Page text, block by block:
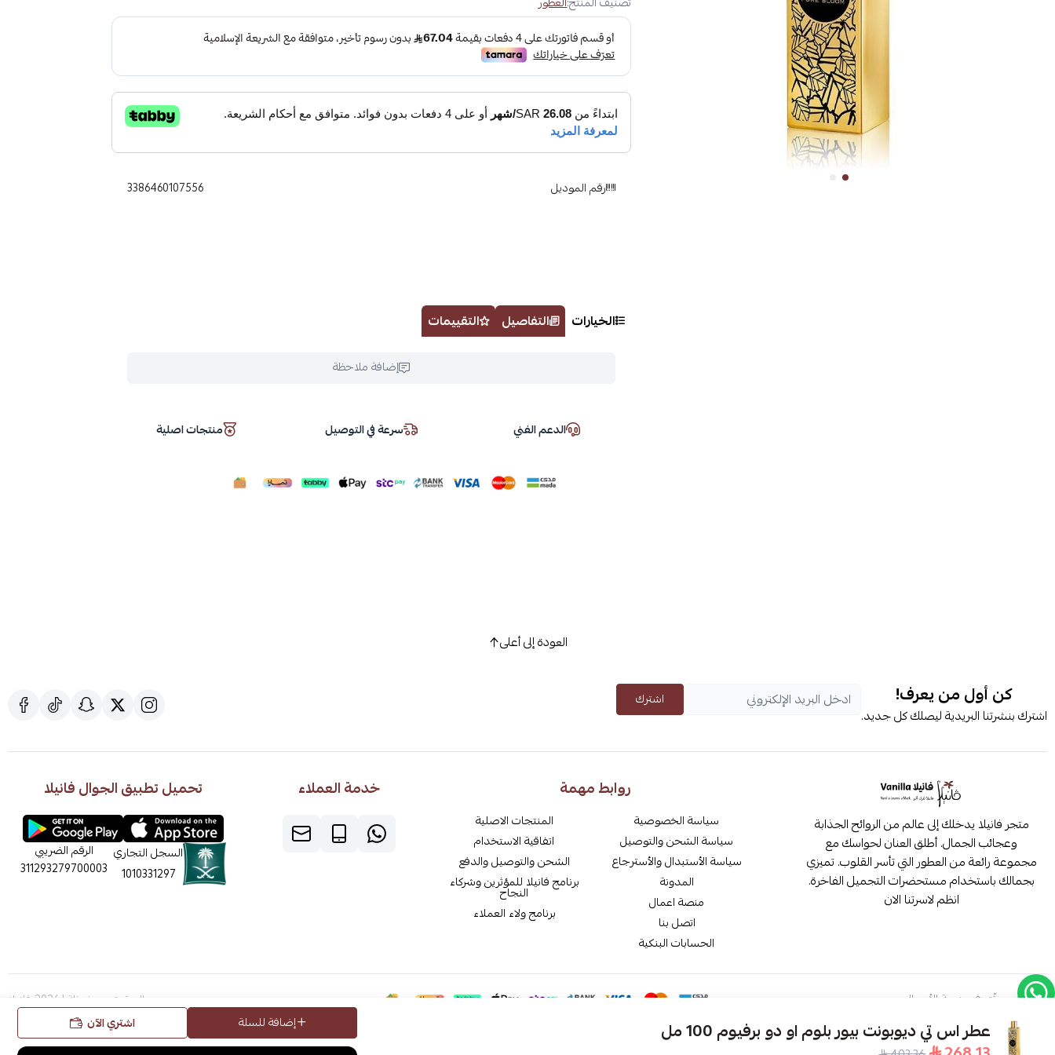
رقم الموديل 3386460107556
عطر اس تي ديوبونت بيور بلوم او دو برفيوم 100 مل إضافة للسلة اشتري الآن
الخيارات التفاصيل التقييمات
إضافة ملاحظة
الدعم الفني سرعة في التوصيل منتجات اصلية
العودة إلى أعلى
كن أول من يعرف!
اشترك بنشرتنا البريدية ليصلك كل جديد.
اشترك
متجر فانيلا يدخلك إلى عالم من الروائح الجذابة
وعجائب الجمال. أطلق العنان لحواسك مع
مجموعة رائعة من العطور التي تأسر القلوب. تميزي
بجمالك باستخدام مستحضرات التجميل الفاخرة.
انظم لاسرتنا الان
روابط مهمة
سياسة الخصوصية
سياسة الشحن والتوصيل
سياسة الأستبدال والأسترجاع
المدونة
منصة اعمال
اتصل بنا
الحسابات البنكية
المنتجات الاصلية
اتفاقية الاستخدام
الشحن والتوصيل والدفع
برنامج فانيلا للمؤثرين وشركاء
النجاح
برنامج ولاء العملاء
خدمة العملاء تحميل تطبيق الجوال فانيلا
السجل التجاري
1010331297
الرقم الضريبي
311293279700003
موثّق في منصة الأعمال الحقوق محفوظة | 2026 فانيلا